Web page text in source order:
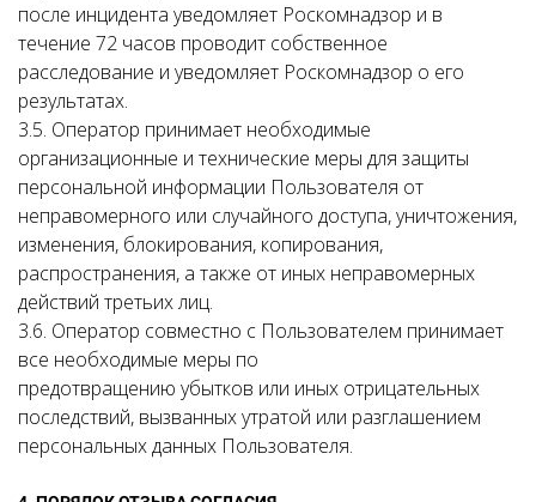
после инцидента уведомляет Роскомнадзор и в
течение 72 часов проводит собственное
расследование и уведомляет Роскомнадзор о его
результатах.
3.5. Оператор принимает необходимые
организационные и технические меры для защиты
персональной информации Пользователя от
неправомерного или случайного доступа, уничтожения,
изменения, блокирования, копирования,
распространения, а также от иных неправомерных
действий третьих лиц.
3.6. Оператор совместно с Пользователем принимает
все необходимые меры по
предотвращению убытков или иных отрицательных
последствий, вызванных утратой или разглашением
персональных данных Пользователя.